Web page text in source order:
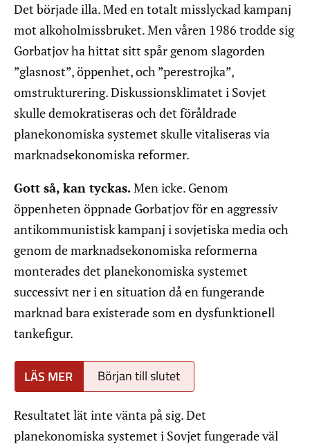
Det började illa. Med en totalt misslyckad kampanj
mot alkoholmissbruket. Men våren 1986 trodde sig
Gorbatjov ha hittat sitt spår genom slagorden
”glasnost”, öppenhet, och ”perestrojka”,
omstrukturering. Diskussionsklimatet i Sovjet
skulle demokratiseras och det föråldrade
planekonomiska systemet skulle vitaliseras via
marknadsekonomiska reformer.
Gott så, kan tyckas.Men icke. Genom
öppenheten öppnade Gorbatjov för en aggressiv
antikommunistisk kampanj i sovjetiska media och
genom de marknadsekonomiska reformerna
monterades det planekonomiska systemet
successivt ner i en situation då en fungerande
marknad bara existerade som en dysfunktionell
tankefigur.
Början till slutet
Resultatet lät inte vänta på sig. Det
planekonomiska systemet i Sovjet fungerade väl